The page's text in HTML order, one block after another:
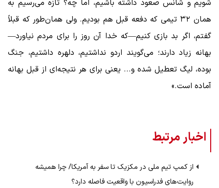
شویم و شانس صعود داشته باشیم، اما چه؟ تازه می‌رسیم به
همان ۳۲ تیمی که دفعه قبل هم بودیم. ولی همان‌طور که قبلاً
گفتم، اگر بد بازی کنیم—که خدا آن روز را برای مردم نیاورد—
بهانه زیاد دارند؛ می‌گویند اردو نداشتیم، دلهره داشتیم، جنگ
بوده، لیگ تعطیل شده و... یعنی برای هر نتیجه‌ای از قبل بهانه
آماده است.»
اخبار مرتبط
از کمپ تیم ملی در مکزیک تا سفر به آمریکا/ چرا همیشه
روایت‌های فدراسیون با واقعیت فاصله دارد؟